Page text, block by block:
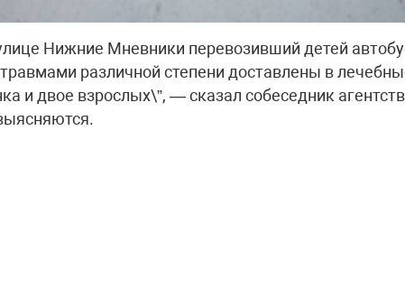
Нижние Мневники перевозивший детей
различной степени доставлены в
и двое взрослых\”, — сказал собеседник